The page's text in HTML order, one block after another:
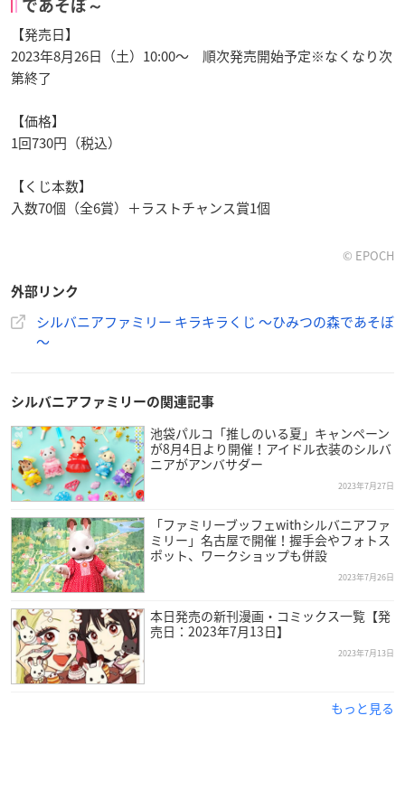
であそぼ～
【発売日】
2023年8月26日（土）10:00～ 順次発売開始予定※なくなり次
第終了
【価格】
1回730円（税込）
【くじ本数】
入数70個（全6賞）＋ラストチャンス賞1個
© EPOCH
外部リンク
シルバニアファミリー キラキラくじ ～ひみつの森であそぼ
～
シルバニアファミリーの関連記事
池袋パルコ「推しのいる夏」キャンペーン
が8月4日より開催！アイドル衣装のシルバ
ニアがアンバサダー
2023年7月27日
「ファミリーブッフェwithシルバニアファ
ミリー」名古屋で開催！握手会やフォトス
ポット、ワークショップも併設
2023年7月26日
本日発売の新刊漫画・コミックス一覧【発
売日：2023年7月13日】
2023年7月13日
もっと見る